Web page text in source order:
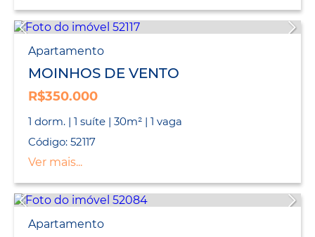
Apartamento
MOINHOS DE VENTO
R$350.000
1 dorm. | 1 suíte | 30m² | 1 vaga
Código: 52117
Ver mais...
Apartamento